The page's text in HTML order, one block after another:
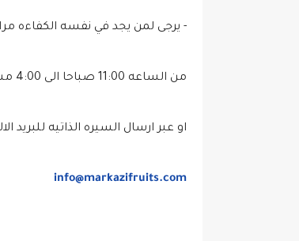
- يرجى لمن يجد في نفسه الكفاءه
من الساعه 11:00 صباحا الى 4:00 مساء.
او عبر ارسال السيره الذاتيه للبريد
info@markazifruits.com